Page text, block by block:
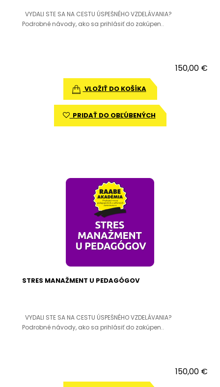
VYDALI STE SA NA CESTU ÚSPEŠNÉHO VZDELÁVANIA?
Podrobné návody, ako sa prihlásiť do zakúpen..
150,00 €
VLOŽIŤ DO KOŠÍKA
PRIDAŤ DO OBĽÚBENÝCH
STRES MANAŽMENT U PEDAGÓGOV
VYDALI STE SA NA CESTU ÚSPEŠNÉHO VZDELÁVANIA?
Podrobné návody, ako sa prihlásiť do zakúpen..
150,00 €